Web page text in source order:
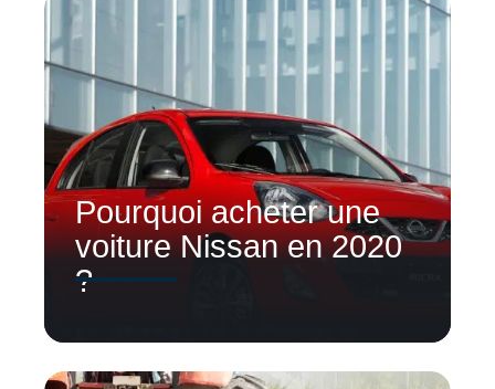
Pourquoi acheter une
voiture Nissan en 2020
?